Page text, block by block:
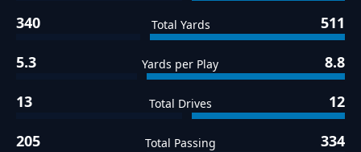
340 Total Yards 511
5.3 Yards per Play 8.8
13 Total Drives 12
205 Total Passing 334